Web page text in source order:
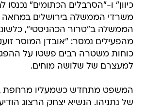
כיוון" ו-"הסרבלים הכתומים" נכנסו
משרדי הממשלה בירושלים
הממשלה ב"טרור הכהניסטי",
מהפעילים נמסר: "אובדן המוסר
כוחות משטרה רבים פשטו על
למעצרם של שלושה מוחים.
המשפט מתחדש כשמעליו מרחפת
של נתניהו. הנשיא יצחק הרצוג